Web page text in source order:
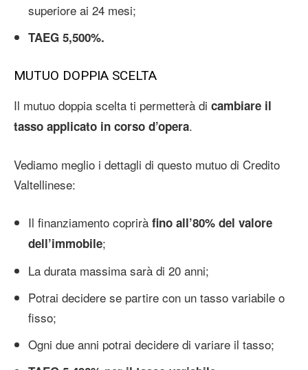
superiore ai 24 mesi;
TAEG 5,500%.
MUTUO DOPPIA SCELTA
Il mutuo doppia scelta ti permetterà di cambiare il
tasso applicato in corso d’opera.
Vediamo meglio i dettagli di questo mutuo di Credito
Valtellinese:
Il finanziamento coprirà fino all’80% del valore
dell’immobile;
La durata massima sarà di 20 anni;
Potrai decidere se partire con un tasso variabile o
fisso;
Ogni due anni potrai decidere di variare il tasso;